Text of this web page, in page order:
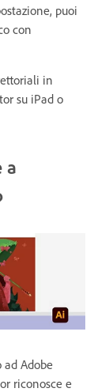
puoi
con
in
su iPad o
a
Adobe
riconosce e